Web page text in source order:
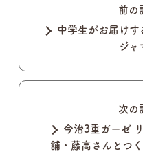
前の
中学生がお届け
ジ
次の
今治3重ガーゼ
舗・藤高さんとつ